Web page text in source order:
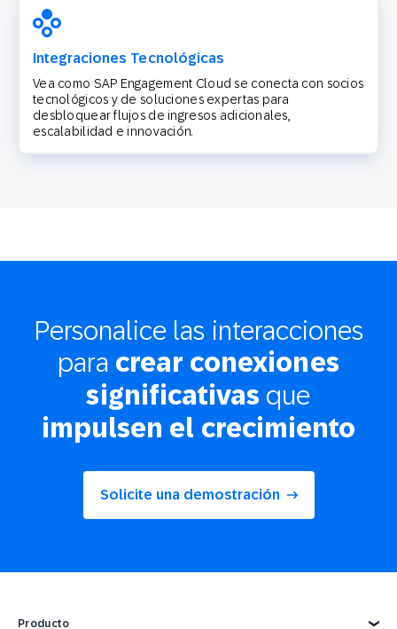
Integraciones Tecnológicas
Vea como SAP Engagement Cloud se conecta con socios
tecnológicos y de soluciones expertas para
desbloquear flujos de ingresos adicionales,
escalabilidad e innovación.
Personalice las interacciones
para crear conexiones
significativas que
impulsen el crecimiento
Solicite una demostración
Producto